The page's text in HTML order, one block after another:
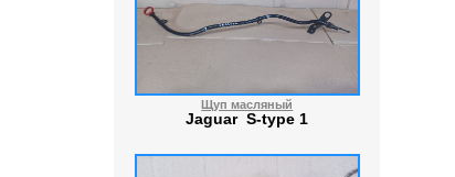
Щуп масляный
Jaguar S-type 1